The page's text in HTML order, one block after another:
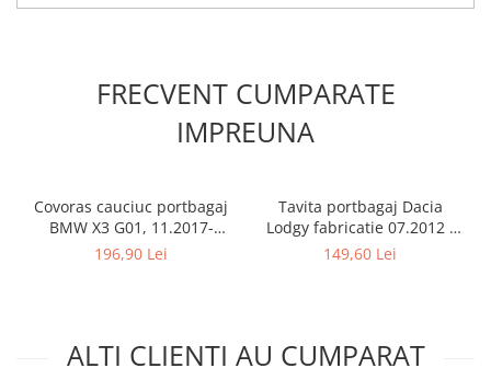
FRECVENT CUMPARATE
IMPREUNA
Covoras cauciuc portbagaj
BMW X3 G01, 11.2017-
prezent, Rigum RKK Cehia
196,90 Lei
Tavita portbagaj Dacia
Lodgy fabricatie 07.2012 -
prezent (7 locuri)
149,60 Lei
ALTI CLIENTI AU CUMPARAT